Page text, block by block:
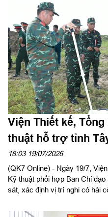
Viện Thiết kế,
thuật hỗ trợ tỉnh
kiếm hài cốt liệt sĩ
18:03 19/07/2026
(QK7 Online) - Ngày 19/7,
Kỹ thuật phối hợp Ban Chỉ
sát, xác định vị trí nghi có hài
ủy Bộ Chỉ huy Quân sự tỉnh,